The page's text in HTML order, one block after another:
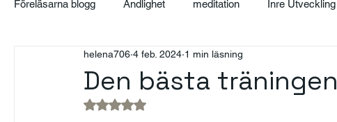
Föreläsarna blogg Andlighet meditation Inre Utveckling
Artikel Case Sales Bootcamp
SAJ Boka Föreläsare - Blogg
Den bästa träningen
helena706 4 feb. 2024 1 min läsning
Betygsatt till NaN av 5 stjärnor.